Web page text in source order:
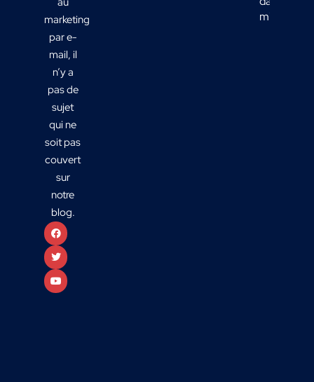
marketing
par e-
mail, il
n’y a
pas de
sujet
qui ne
soit pas
couvert
sur
notre
blog.
mix média